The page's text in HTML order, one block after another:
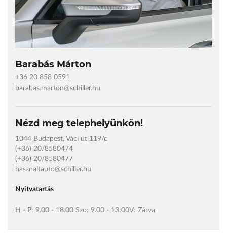
Barabás Márton
+36 20 858 0591
barabas.marton@schiller.hu
Nézd meg telephelyünkön!
1044 Budapest, Váci út 119/c
(+36) 20/8580474
(+36) 20/8580477
hasznaltauto@schiller.hu
Nyitvatartás
H - P: 9.00 - 18.00 Szo: 9.00 - 13:00V: Zárva